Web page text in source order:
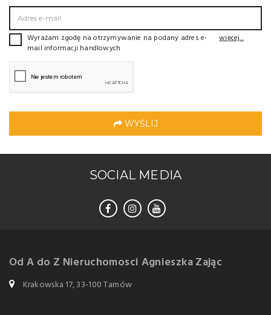
Wyrażam zgodę na otrzymywanie na podany adres e-
mail informacji handlowych
więcej...
WYŚLIJ
SOCIAL MEDIA
Od A do Z Nieruchomosci Agnieszka Zając
Krakowska 17, 33-100 Tarnów